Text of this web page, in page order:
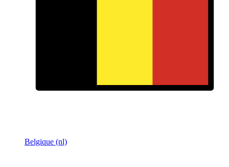
Belgique (nl)